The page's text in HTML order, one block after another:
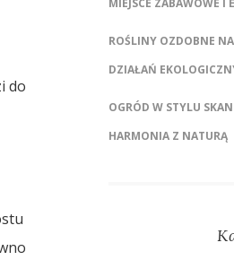
do
MIEJSCE ZABAWOWE I
ROŚLINY OZDOBNE
DZIAŁAŃ
OGRÓD W STYLU
HARMONIA Z NATURĄ